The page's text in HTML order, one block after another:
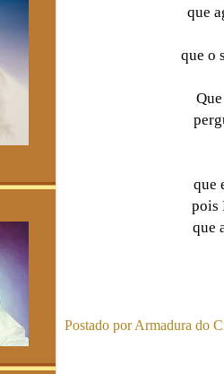
que
que o
que
pois
que
Postado porArmadura do